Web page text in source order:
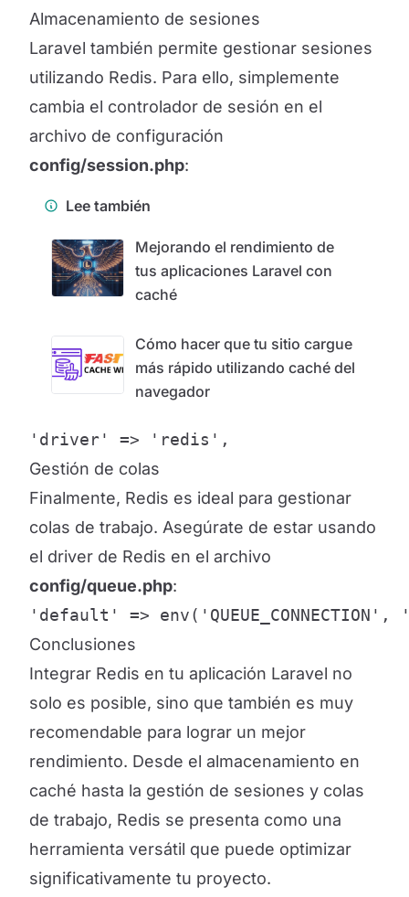
Almacenamiento de sesiones
Laravel también permite gestionar sesiones
utilizando Redis. Para ello, simplemente
cambia el controlador de sesión en el
archivo de configuración
config/session.php:
Lee también
Mejorando el rendimiento de
tus aplicaciones Laravel con
caché
Cómo hacer que tu sitio cargue
más rápido utilizando caché del
navegador
'driver' => 'redis',
Gestión de colas
Finalmente, Redis es ideal para gestionar
colas de trabajo. Asegúrate de estar usando
el driver de Redis en el archivo
config/queue.php:
'default' =>
Conclusiones
Integrar Redis en tu aplicación Laravel no
solo es posible, sino que también es muy
recomendable para lograr un mejor
rendimiento. Desde el almacenamiento en
caché hasta la gestión de sesiones y colas
de trabajo, Redis se presenta como una
herramienta versátil que puede optimizar
significativamente tu proyecto.